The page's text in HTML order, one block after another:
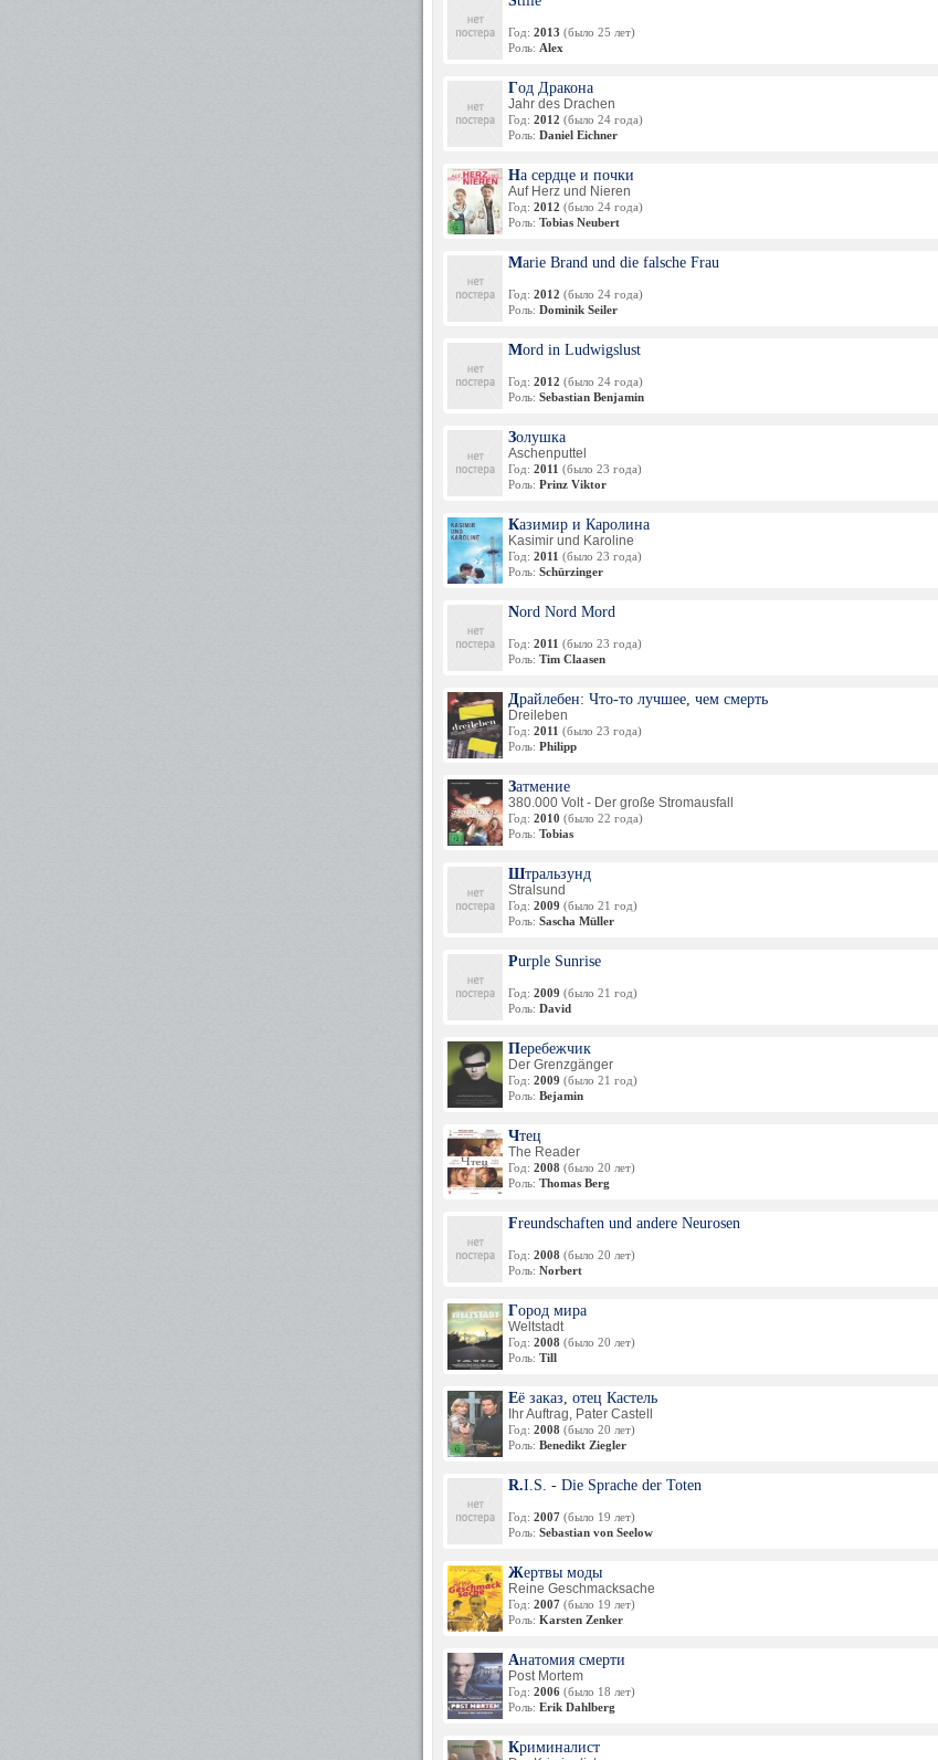
Год: 2013 (было 25 лет)
Роль: Alex
Год Дракона
Jahr des Drachen
Год: 2012 (было 24 года)
Роль: Daniel Eichner
На сердце и почки
Auf Herz und Nieren
Год: 2012 (было 24 года)
Роль: Tobias Neubert
Marie Brand und die falsche Frau
Год: 2012 (было 24 года)
Роль: Dominik Seiler
Mord in Ludwigslust
Год: 2012 (было 24 года)
Роль: Sebastian Benjamin
Золушка
Aschenputtel
Год: 2011 (было 23 года)
Роль: Prinz Viktor
Казимир и Каролина
Kasimir und Karoline
Год: 2011 (было 23 года)
Роль: Schürzinger
Nord Nord Mord
Год: 2011 (было 23 года)
Роль: Tim Claasen
Драйлебен: Что-то лучшее, чем смерть
Dreileben
Год: 2011 (было 23 года)
Роль: Philipp
Затмение
380.000 Volt - Der große Stromausfall
Год: 2010 (было 22 года)
Роль: Tobias
Штральзунд
Stralsund
Год: 2009 (было 21 год)
Роль: Sascha Müller
Purple Sunrise
Год: 2009 (было 21 год)
Роль: David
Перебежчик
Der Grenzgänger
Год: 2009 (было 21 год)
Роль: Bejamin
Чтец
The Reader
Год: 2008 (было 20 лет)
Роль: Thomas Berg
Freundschaften und andere Neurosen
Год: 2008 (было 20 лет)
Роль: Norbert
Город мира
Weltstadt
Год: 2008 (было 20 лет)
Роль: Till
Её заказ, отец Кастель
Ihr Auftrag, Pater Castell
Год: 2008 (было 20 лет)
Роль: Benedikt Ziegler
R.I.S. - Die Sprache der Toten
Год: 2007 (было 19 лет)
Роль: Sebastian von Seelow
Жертвы моды
Reine Geschmacksache
Год: 2007 (было 19 лет)
Роль: Karsten Zenker
Анатомия смерти
Post Mortem
Год: 2006 (было 18 лет)
Роль: Erik Dahlberg
Криминалист